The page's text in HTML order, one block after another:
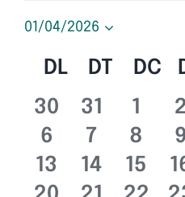
01/04/2026
una
data.
Calendari
de
DLDILLUNS
DT DC
0
30
0
31
0
1
0
2
0
6
0
7
0
8
0
9
0
13
0
14
0
15
0